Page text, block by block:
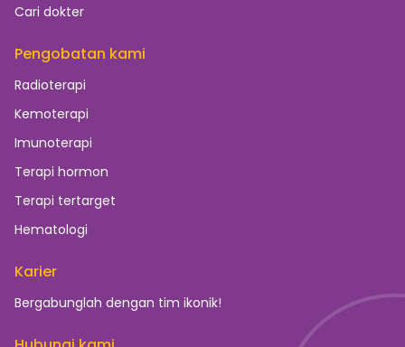
Cari dokter
Pengobatan kami
Radioterapi
Kemoterapi
Imunoterapi
Terapi hormon
Terapi tertarget
Hematologi
Karier
Bergabunglah dengan tim ikonik!